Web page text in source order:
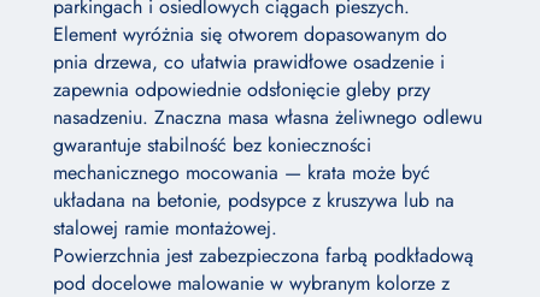
parkingach i osiedlowych ciągach pieszych.
Element wyróżnia się otworem dopasowanym do
pnia drzewa, co ułatwia prawidłowe osadzenie i
zapewnia odpowiednie odsłonięcie gleby przy
nasadzeniu. Znaczna masa własna żeliwnego odlewu
gwarantuje stabilność bez konieczności
mechanicznego mocowania — krata może być
układana na betonie, podsypce z kruszywa lub na
stalowej ramie montażowej.
Powierzchnia jest zabezpieczona farbą podkładową
pod docelowe malowanie w wybranym kolorze z